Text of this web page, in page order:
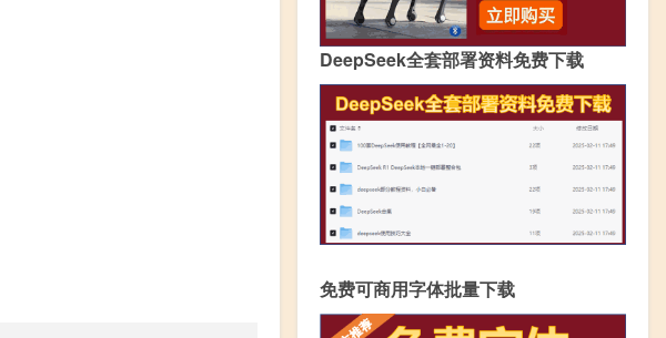
DeepSeek全套部署资料免费下载
免费可商用字体批量下载